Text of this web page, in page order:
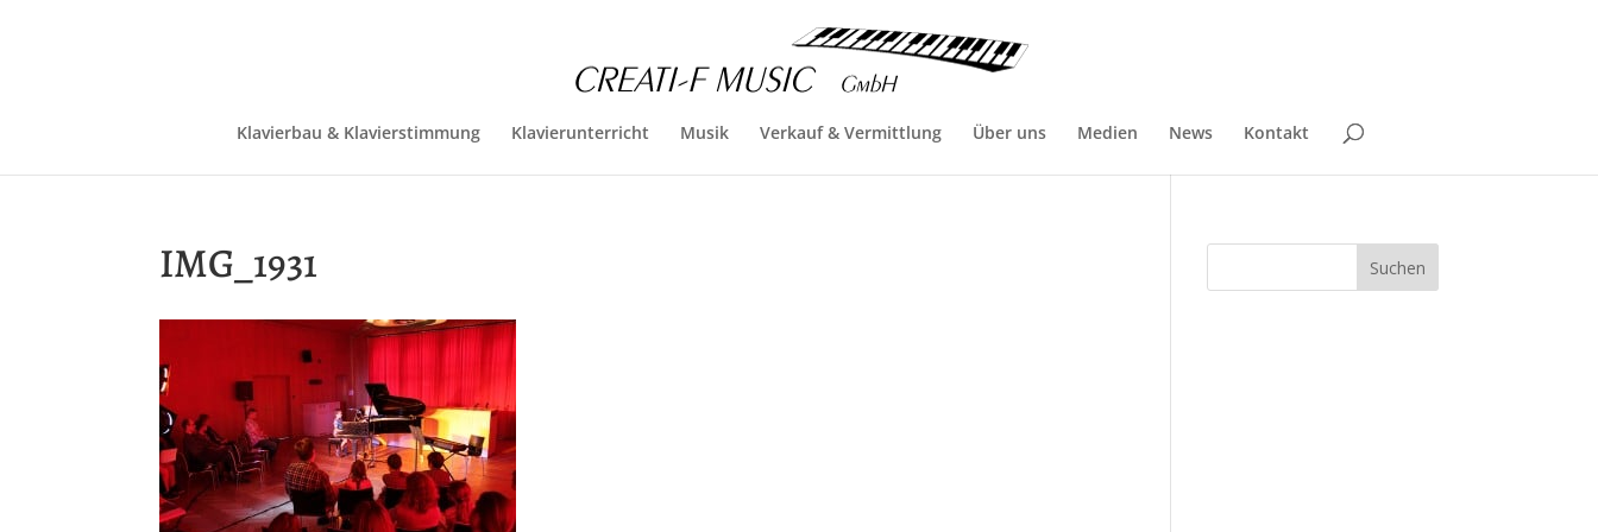
Klavierbau & Klavierstimmung Klavierunterricht Musik Verkauf & Vermittlung Über uns Medien News Kontakt
IMG_1931